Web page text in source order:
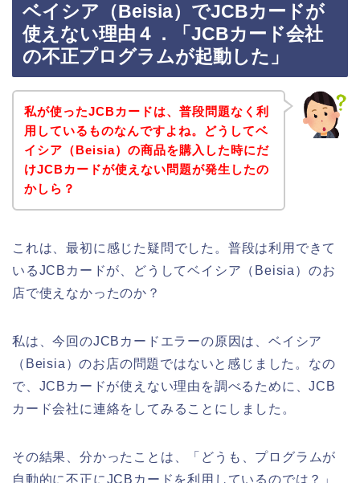
ベイシア（Beisia）でJCBカードが
使えない理由４．「JCBカード会社
の不正プログラムが起動した」
私が使ったJCBカードは、普段問題なく利
用しているものなんですよね。どうしてベ
イシア（Beisia）の商品を購入した時にだ
けJCBカードが使えない問題が発生したの
かしら？
これは、最初に感じた疑問でした。普段は利用できて
いるJCBカードが、どうしてベイシア（Beisia）のお
店で使えなかったのか？
私は、今回のJCBカードエラーの原因は、ベイシア
（Beisia）のお店の問題ではないと感じました。なの
で、JCBカードが使えない理由を調べるために、JCB
カード会社に連絡をしてみることにしました。
その結果、分かったことは、「どうも、プログラムが
自動的に不正にJCBカードを利用しているのでは？」